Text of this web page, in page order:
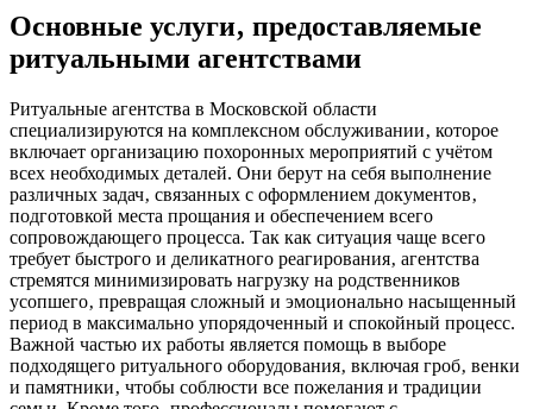
Основные услуги‚ предоставляемые
ритуальными агентствами
Ритуальные агентства в Московской области
специализируются на комплексном обслуживании‚ которое
включает организацию похоронных мероприятий с учётом
всех необходимых деталей. Они берут на себя выполнение
различных задач‚ связанных с оформлением документов‚
подготовкой места прощания и обеспечением всего
сопровождающего процесса. Так как ситуация чаще всего
требует быстрого и деликатного реагирования‚ агентства
стремятся минимизировать нагрузку на родственников
усопшего‚ превращая сложный и эмоционально насыщенный
период в максимально упорядоченный и спокойный процесс.
Важной частью их работы является помощь в выборе
подходящего ритуального оборудования‚ включая гроб‚ венки
и памятники‚ чтобы соблюсти все пожелания и традиции